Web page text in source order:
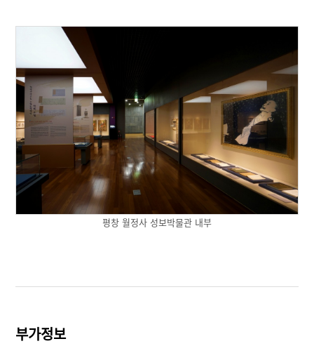
평창 월정사 성보박물관 내부
부가정보